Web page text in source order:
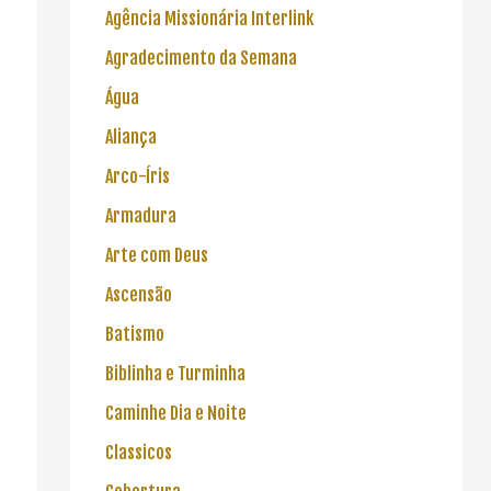
Agência Missionária Interlink
Agradecimento da Semana
Água
Aliança
Arco-Íris
Armadura
Arte com Deus
Ascensão
Batismo
Biblinha e Turminha
Caminhe Dia e Noite
Classicos